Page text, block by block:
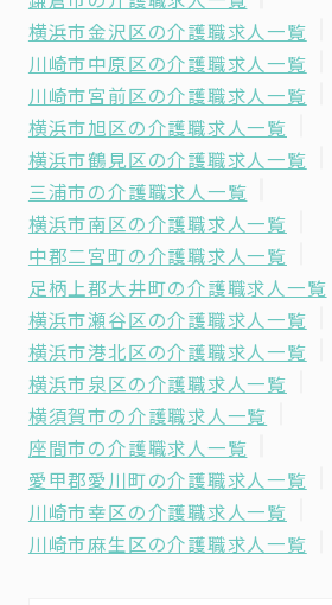
横浜市金沢区の介護職求人一覧
川崎市中原区の介護職求人一覧
川崎市宮前区の介護職求人一覧
横浜市旭区の介護職求人一覧
横浜市鶴見区の介護職求人一覧
三浦市の介護職求人一覧
横浜市南区の介護職求人一覧
中郡二宮町の介護職求人一覧
足柄上郡大井町の介護職求人一覧
横浜市瀬谷区の介護職求人一覧
横浜市港北区の介護職求人一覧
横浜市泉区の介護職求人一覧
横須賀市の介護職求人一覧
座間市の介護職求人一覧
愛甲郡愛川町の介護職求人一覧
川崎市幸区の介護職求人一覧
川崎市麻生区の介護職求人一覧